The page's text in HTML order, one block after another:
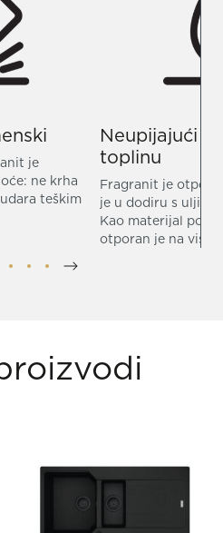
je
ne krha
teškim
Neupijajući i
toplinu
Fragranit je
je u dodiru s
Kao materijal
otporan je na